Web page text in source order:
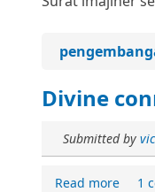
Divine
Submitted by
Read more 1